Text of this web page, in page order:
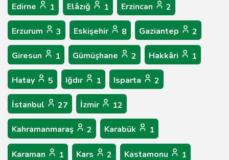
Edirne 1 Elâzığ 1 Erzincan 2
Erzurum 3 Eskişehir 8 Gaziantep 2
Giresun 1 Gümüşhane 2 Hakkâri 1
Hatay 5 Iğdır 1 Isparta 2
İstanbul 27 İzmir 12
Kahramanmaraş 2 Karabük 1
Karaman 1 Kars 2 Kastamonu 1